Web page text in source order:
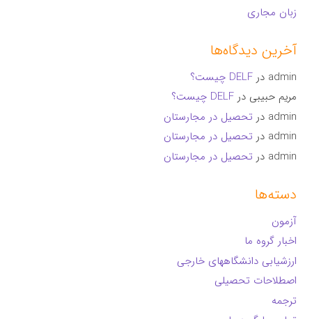
زبان مجاری
آخرین دیدگاه‌ها
admin درDELF چیست؟
مریم حبیبی درDELF چیست؟
admin در تحصیل در مجارستان
admin در تحصیل در مجارستان
admin در تحصیل در مجارستان
دسته‌ها
آزمون
اخبار گروه ما
ارزشیابی دانشگاههای خارجی
اصطلاحات تحصیلی
ترجمه